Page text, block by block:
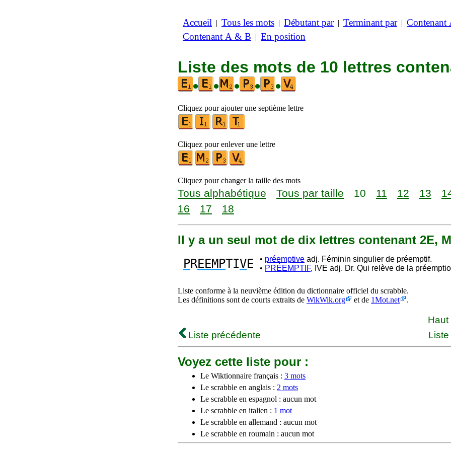
Accueil | Tous les mots | Débutant par| Terminant par| Contenant
Contenant A & B | En position
Liste des mots de 10 lettres
•
• • • •
Cliquez pour ajouter une septième lettre
Cliquez pour enlever une lettre
Cliquez pour changer la taille des mots
Tous alphabétique Tous par taille 10 11 12 13
16
17 18
Il y a un seul mot de dix lettres contenant 2E,
PREEMPTIVE • préemptive adj. Féminin singulier de préemptif.
• PRÉEMPTIF, IVE adj. Dr. Qui relève de la
Liste conforme à la neuvième édition du dictionnaire officiel du scrabble.
Les définitions sont de courts extraits de WikWik.org et de 1Mot.net .
Haut
Liste précédente
Voyez cette liste pour :
Le Wiktionnaire français : 3 mots
Le scrabble en anglais : 2 mots
Le scrabble en espagnol : aucun mot
Le scrabble en italien : 1 mot
Le scrabble en allemand : aucun mot
Le scrabble en roumain : aucun mot